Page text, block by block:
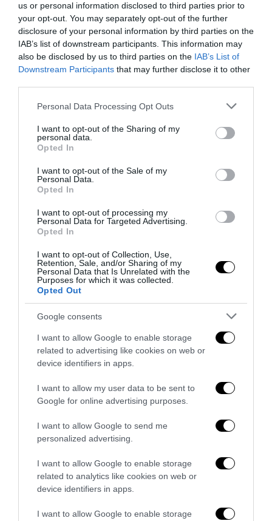
us or personal information disclosed to third parties prior to
your opt-out. You may separately opt-out of the further
disclosure of your personal information by third parties on the
IAB’s list of downstream participants. This information may
also be disclosed by us to third parties on the IAB’s List of
Downstream Participants that may further disclose it to other
Please note that this website/app uses one or more Google
not limited to your visit or usage behaviour. You may click to
grant or deny consent to Google and its third-party tags to
use your data for below specified purposes in below Google
consent section.
Personal Data Processing Opt Outs
I want to opt-out of the Sharing of my
personal data.
Opted In
I want to opt-out of the Sale of my
Personal Data.
Opted In
I want to opt-out of processing my
Personal Data for Targeted Advertising.
Opted In
I want to opt-out of Collection, Use,
Retention, Sale, and/or Sharing of my
Personal Data that Is Unrelated with the
Purposes for which it was collected.
Opted Out
Google consents
I want to allow Google to enable storage
related to advertising like cookies on web or
device identifiers in apps.
I want to allow my user data to be sent to
Google for online advertising purposes.
I want to allow Google to send me
personalized advertising.
I want to allow Google to enable storage
related to analytics like cookies on web or
device identifiers in apps.
I want to allow Google to enable storage
L’immigrazione è l’ultimo rifugio degli incapaci: contro
l’economia delle braccia
27 Luglio 2026
Il grande inganno dell’immigrazione: l’Italia ha bisogno
di più idee, non di più braccia
27 Luglio 2026
Piacenza, niente lavoro per chi commemora Acca
Larenzia: la ritorsione ideologica della Prefettura
27 Luglio 2026